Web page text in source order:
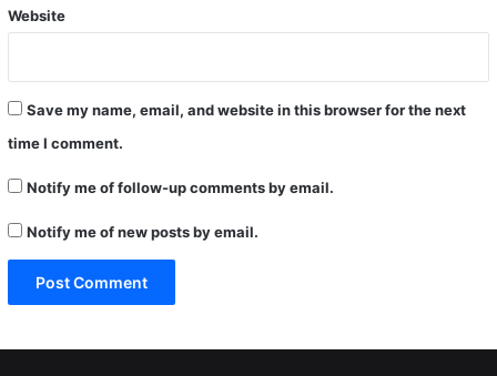
Website
Save my name, email, and website in this browser for the next
time I comment.
Notify me of follow-up comments by email.
Notify me of new posts by email.